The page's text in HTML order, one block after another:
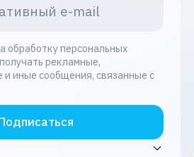
обработку персональных
рекламные,
иные сообщения, связанные с